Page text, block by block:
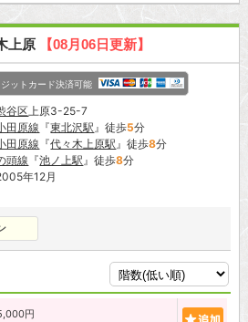
上原 【08月06日更新】
ットカード決済可能
谷区 上原3-25-7
田原線 『東北沢駅 』徒歩5分
田原線 『代々木上原駅 』徒歩8分
頭線 『池ノ上駅 』徒歩8分
年12月
円